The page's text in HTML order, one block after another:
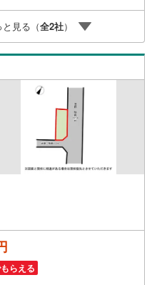
以上のスタッフがお客様を全
見る（全2社）
らえる